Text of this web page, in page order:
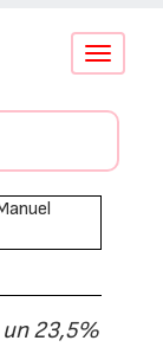
Conmutar
23,5%